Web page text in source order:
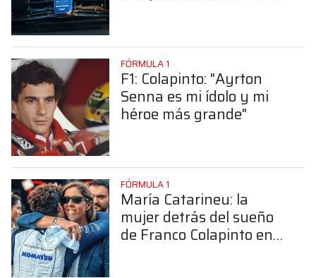
FÓRMULA 1
F1: Colapinto: "Ayrton
Senna es mi ídolo y mi
héroe más grande"
FÓRMULA 1
María Catarineu: la
mujer detrás del sueño
de Franco Colapinto en